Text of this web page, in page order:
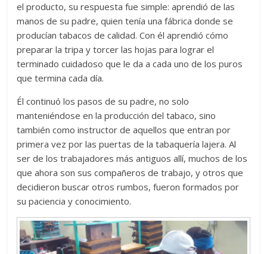
el producto, su respuesta fue simple: aprendió de las
manos de su padre, quien tenía una fábrica donde se
producían tabacos de calidad. Con él aprendió cómo
preparar la tripa y torcer las hojas para lograr el
terminado cuidadoso que le da a cada uno de los puros
que termina cada día.
Él continuó los pasos de su padre, no solo
manteniéndose en la producción del tabaco, sino
también como instructor de aquellos que entran por
primera vez por las puertas de la tabaquería lajera. Al
ser de los trabajadores más antiguos allí, muchos de los
que ahora son sus compañeros de trabajo, y otros que
decidieron buscar otros rumbos, fueron formados por
su paciencia y conocimiento.